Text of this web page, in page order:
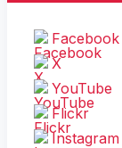
Facebook
X
YouTube
Flickr
Instagram